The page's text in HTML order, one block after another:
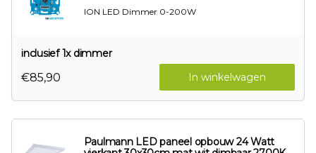
ION LED Dimmer 0-200W
inclusief 1x dimmer
In winkelwagen
€85,90
Paulmann LED paneel opbouw 24 Watt